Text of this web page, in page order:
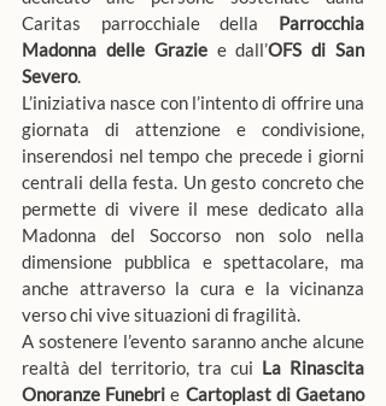
Caritas parrocchiale della Parrocchia
Madonna delle Grazie e dall’OFS di San
Severo.
L’iniziativa nasce con l’intento di offrire una
giornata di attenzione e condivisione,
inserendosi nel tempo che precede i giorni
centrali della festa. Un gesto concreto che
permette di vivere il mese dedicato alla
Madonna del Soccorso non solo nella
dimensione pubblica e spettacolare, ma
anche attraverso la cura e la vicinanza
verso chi vive situazioni di fragilità.
A sostenere l’evento saranno anche alcune
realtà del territorio, tra cui La Rinascita
Onoranze Funebri e Cartoplast di Gaetano